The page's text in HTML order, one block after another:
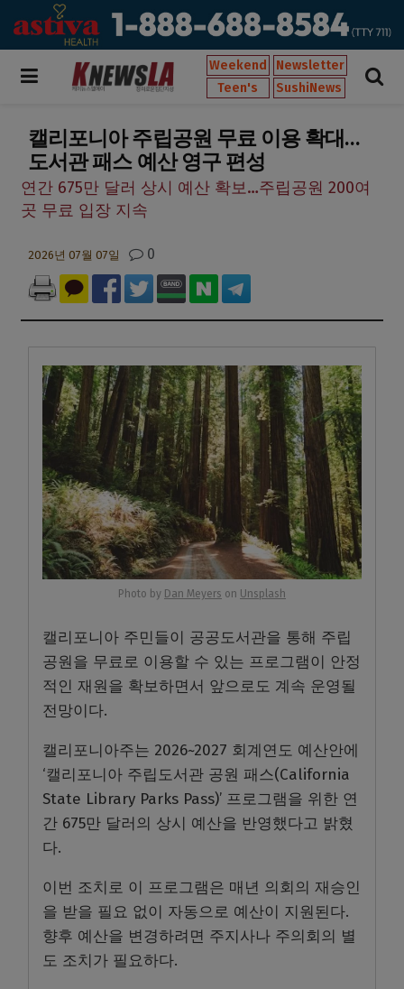
Weekend
Newsletter
Teen's
SushiNews
캘리포니아 주립공원 무료 이용 확대…
도서관 패스 예산 영구 편성
연간 675만 달러 상시 예산 확보…주립공원 200여
곳 무료 입장 지속
2026년 07월 07일 0
Photo by Dan Meyers on Unsplash
캘리포니아 주민들이 공공도서관을 통해 주립
공원을 무료로 이용할 수 있는 프로그램이 안정
적인 재원을 확보하면서 앞으로도 계속 운영될
전망이다.
캘리포니아주는 2026~2027 회계연도 예산안에
‘캘리포니아 주립도서관 공원 패스(California
State Library Parks Pass)’ 프로그램을 위한 연
간 675만 달러의 상시 예산을 반영했다고 밝혔
다.
이번 조치로 이 프로그램은 매년 의회의 재승인
을 받을 필요 없이 자동으로 예산이 지원된다.
향후 예산을 변경하려면 주지사나 주의회의 별
도 조치가 필요하다.